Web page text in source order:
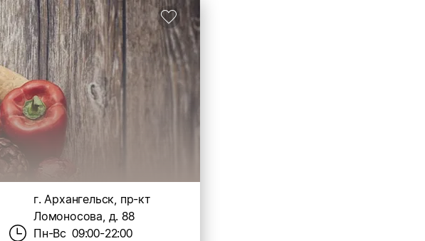
г. Архангельск, пр-кт
Ломоносова, д. 88
Пн-Вс 09:00-22:00